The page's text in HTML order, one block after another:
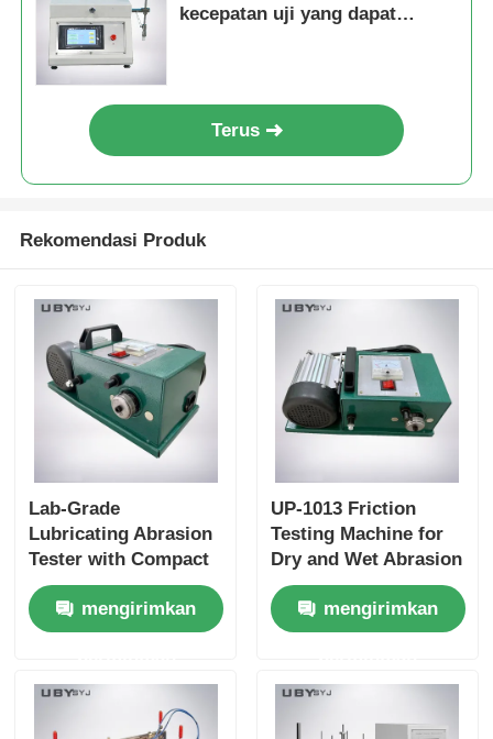
kecepatan uji yang dapat
Terus
Rekomendasi Produk
Lab-Grade
Lubricating Abrasion
Tester with Compact
Structure and User-
Friendly Interface for
Friction and Wear
mengirimkan
UP-1013 Friction
Testing Machine for
Dry and Wet Abrasion
Test with Adjustable
Load Range and Real-
time Friction
mengirimkan